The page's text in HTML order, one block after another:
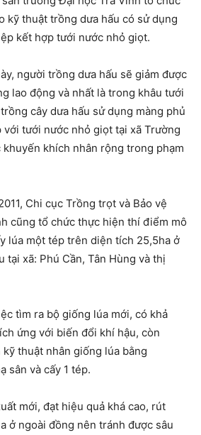
kỹ thuật trồng dưa hấu có sử dụng
kết hợp tưới nước nhỏ giọt.
người trồng dưa hấu sẽ giảm được
lao động và nhất là trong khâu tưới
cây dưa hấu sử dụng màng phủ
tưới nước nhỏ giọt tại xã Trường
khuyến khích nhân rộng trong phạm
Chi cục Trồng trọt và Bảo vệ
cũng tổ chức thực hiện thí điểm mô
lúa một tép trên diện tích 25,5ha ở
tại xã: Phú Cần, Tân Hùng và thị
tìm ra bộ giống lúa mới, có khả
ứng với biến đổi khí hậu, còn
thuật nhân giống lúa bằng
sân và cấy 1 tép.
mới, đạt hiệu quả khá cao, rút
ở ngoài đồng nên tránh được sâu